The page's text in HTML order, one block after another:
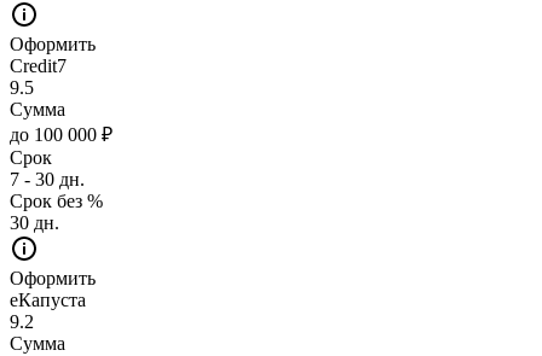
Оформить
Credit7
9.5
Сумма
до 100 000 ₽
Срок
7 - 30 дн.
Срок без %
30 дн.
Оформить
еКапуста
9.2
Сумма